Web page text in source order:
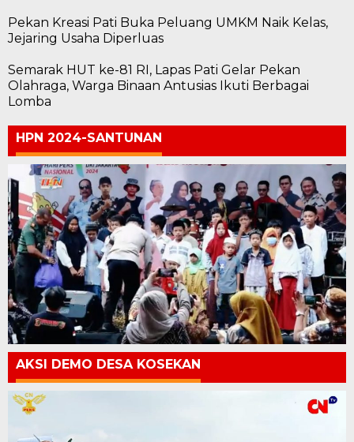
Pekan Kreasi Pati Buka Peluang UMKM Naik Kelas,
Jejaring Usaha Diperluas
Semarak HUT ke-81 RI, Lapas Pati Gelar Pekan
Olahraga, Warga Binaan Antusias Ikuti Berbagai
Lomba
HPN 2024-SANTUNAN
AKSI DEMO DESA KOSEKAN